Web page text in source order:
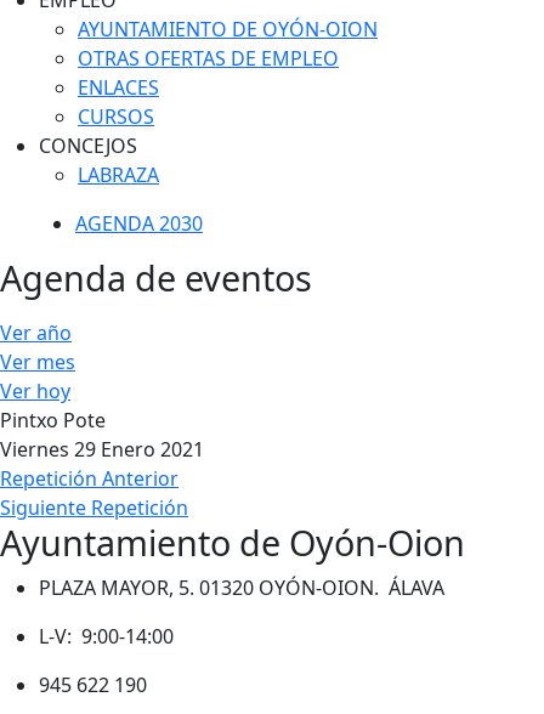
AYUNTAMIENTO DE OYÓN-OION
OTRAS OFERTAS DE EMPLEO
ENLACES
CURSOS
CONCEJOS
LABRAZA
AGENDA 2030
Agenda de eventos
Ver año
Ver mes
Ver hoy
Pintxo Pote
Viernes 29 Enero 2021
Repetición Anterior
Siguiente Repetición
Ayuntamiento de Oyón-Oion
PLAZA MAYOR, 5. 01320 OYÓN-OION. ÁLAVA
L-V: 9:00-14:00
945 622 190